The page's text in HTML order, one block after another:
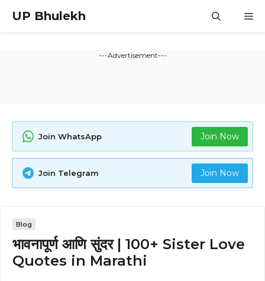
content
UP Bhulekh
---Advertisement---
Join WhatsApp Join Now
Join Telegram Join Now
Blog
भावनापूर्ण आणि सुंदर | 100+ Sister Love
Quotes in Marathi